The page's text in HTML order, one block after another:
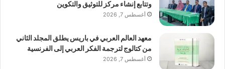
وتتابع إنشاء مركز للتوثيق والتكوين
أغسطس 7, 2026
معهد العالم العربي في باريس يطلق المجلد الثاني
من كتالوج لترجمة الفكر العربي إلى الفرنسية
أغسطس 7, 2026